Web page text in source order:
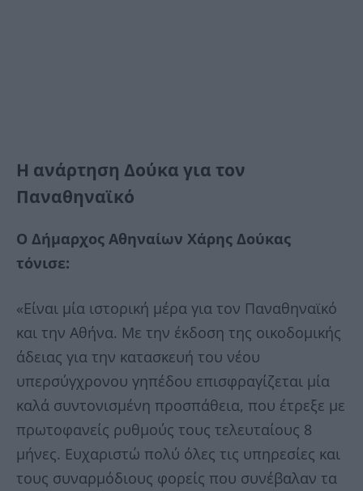
Η ανάρτηση Δούκα για τον
Παναθηναϊκό
Ο Δήμαρχος Αθηναίων Χάρης Δούκας
τόνισε:
«Είναι μία ιστορική μέρα για τον Παναθηναϊκό
και την Αθήνα. Με την έκδοση της οικοδομικής
άδειας για την κατασκευή του νέου
υπερσύγχρονου γηπέδου επισφραγίζεται μία
καλά συντονισμένη προσπάθεια, που έτρεξε με
πρωτοφανείς ρυθμούς τους τελευταίους 8
μήνες. Ευχαριστώ πολύ όλες τις υπηρεσίες και
τους συναρμόδιους φορείς που συνέβαλαν τα